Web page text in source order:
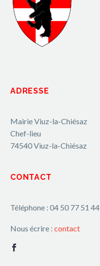
ADRESSE
Mairie Viuz-la-Chiésaz
Chef-lieu
74540 Viuz-la-Chiésaz
CONTACT
Téléphone : 04 50 77 51 44
Nous écrire : contact